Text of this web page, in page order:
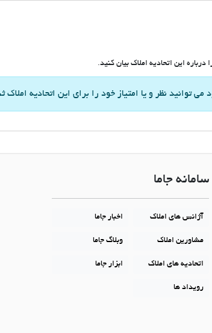
این اتحادیه املاک بیان کنید.
می توانید نظر و یا امتیاز خود را برای این اتحادیه املاک
سامانه جاما
آژانس های املاک اخبار جاما
مشاورین املاک وبلاگ جاما
اتحادیه های املاک ابزار جاما
رویداد ها